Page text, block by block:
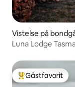
Vistelse på
Luna Lodge
Populär
Gästfavorit